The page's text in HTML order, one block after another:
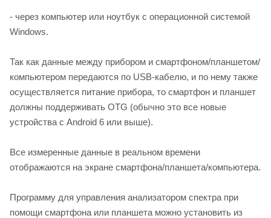
- через компьютер или ноутбук с операционной системой
Windows.
Так как данные между прибором и смартфоном/планшетом/
компьютером передаются по USB-кабелю, и по нему также
осуществляется питание прибора, то смартфон и планшет
должны поддерживать OTG (обычно это все новые
устройства с Android 6 или выше).
Все измеренные данные в реальном времени
отображаются на экране смартфона/планшета/компьютера.
Программу для управления анализатором спектра при
помощи смартфона или планшета можно установить из